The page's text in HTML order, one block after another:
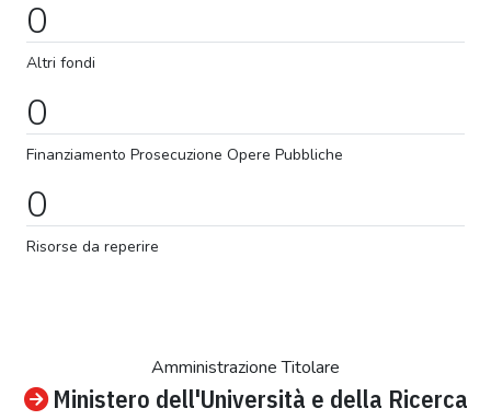
0
Altri fondi
0
Finanziamento Prosecuzione Opere Pubbliche
0
Risorse da reperire
Amministrazione Titolare
Ministero dell'Università e della Ricerca